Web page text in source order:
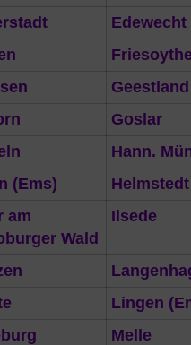
Edewecht
Geestland
Goslar
Hann.
(Ems)
Helmstedt
am
Wald
Ilsede
Lingen
Melle